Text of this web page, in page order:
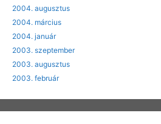
2004. augusztus
2004. március
2004. január
2003. szeptember
2003. augusztus
2003. február